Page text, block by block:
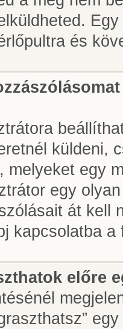
és
küldeni,
melyeket egy
egy
át kell
kapcsolatba
előre